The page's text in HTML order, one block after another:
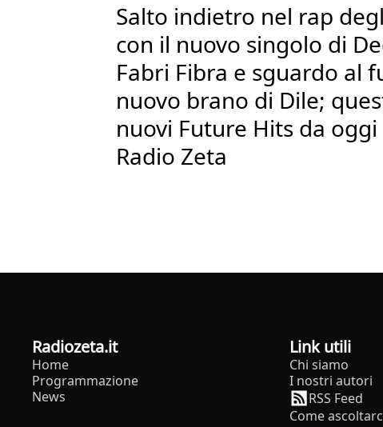
Salto indietro nel rap
con il nuovo singolo di
Fabri Fibra e sguardo al
nuovo brano di Dile;
nuovi Future Hits da
Radio Zeta
radiozeta.it
Home
Programmazione
News
Link utili
Chi siamo
I nostri autori
RSS Feed
Come